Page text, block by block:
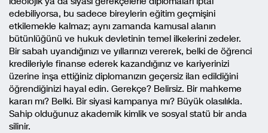
edebiliyorsa, bu sadece bireylerin eğitim geçmişini
etkilemekle kalmaz; aynı zamanda kamusal alanın
bütünlüğünü ve hukuk devletinin temel ilkelerini zedeler.
Bir sabah uyandığınızı ve yıllarınızı vererek, belki de öğrenci
kredileriyle finanse ederek kazandığınız ve kariyerinizi
üzerine inşa ettiğiniz diplomanızın geçersiz ilan edildiğini
öğrendiğinizi hayal edin. Gerekçe? Belirsiz. Bir mahkeme
kararı mı? Belki. Bir siyasi kampanya mı? Büyük olasılıkla.
Sahip olduğunuz akademik kimlik ve sosyal statü bir anda
silinir.